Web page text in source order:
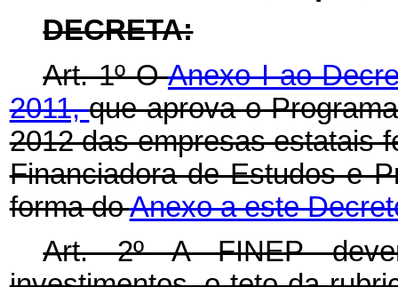
DECRETA:
Art. 1º OAnexo I ao
2011,que aprova o
2012 das empresas estatais
Financiadora de Estudos e
forma doAnexo a este
Art. 2º A FINEP